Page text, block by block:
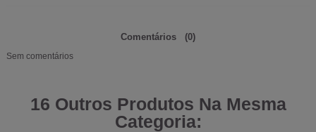
Comentários (0)
Sem comentários
16 Outros Produtos Na Mesma
Categoria: